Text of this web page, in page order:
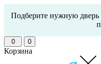
Подберите нужную дверь
0 0
Корзина